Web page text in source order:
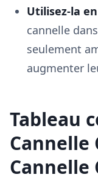
Utilisez-la
cannelle
seulement
augmenter
Tableau
Cannelle
Cannelle